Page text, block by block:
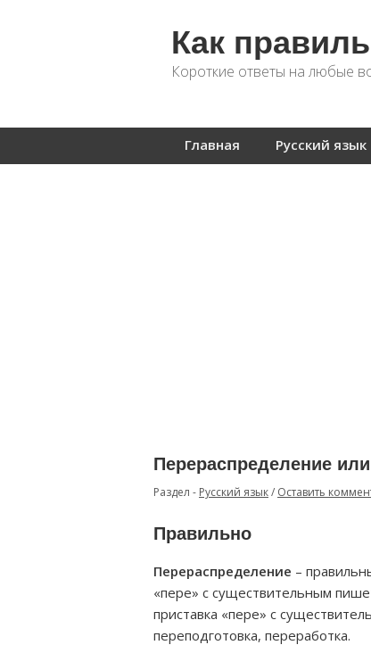
Как
Короткие ответы на любые
Главная Русский язык
Перераспределение
Раздел - Русский язык/ Оставить
Правильно
Перераспределение –
«пере» с существительным
приставка «пере» с
переподготовка, переработка.